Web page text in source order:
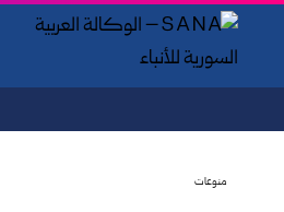
منوعات